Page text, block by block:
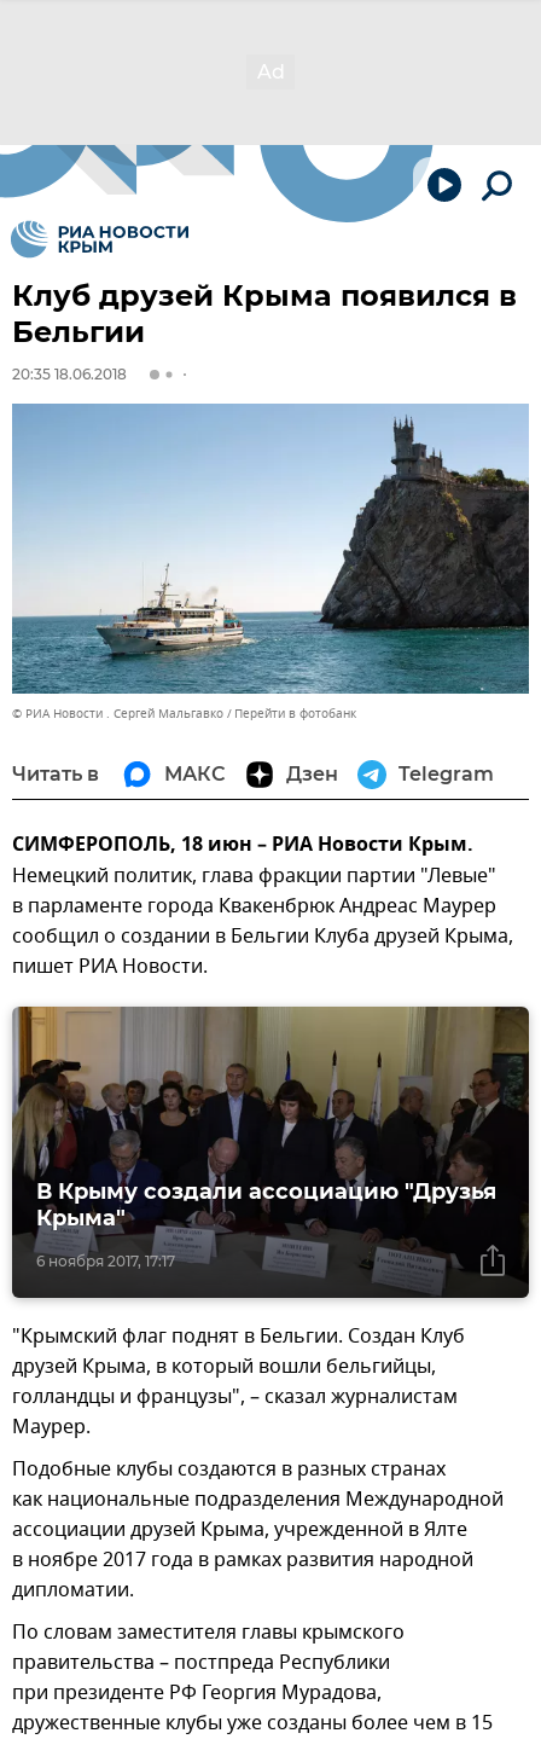
Клуб друзей Крыма появился в
Бельгии
20:35 18.06.2018
© РИА Новости . Сергей Мальгавко Перейти в фотобанк
Читать в МАКС Дзен Telegram
СИМФЕРОПОЛЬ, 18 июн – РИА Новости Крым.
Немецкий политик, глава фракции партии "Левые"
в парламенте города Квакенбрюк Андреас Маурер
сообщил о создании в Бельгии Клуба друзей Крыма,
пишет РИА Новости.
6 ноября 2017, 17:17
В Крыму создали ассоциацию "Друзья
Крыма"
"Крымский флаг поднят в Бельгии. Создан Клуб
друзей Крыма, в который вошли бельгийцы,
голландцы и французы", – сказал журналистам
Маурер.
Подобные клубы создаются в разных странах
как национальные подразделения Международной
ассоциации друзей Крыма, учрежденной в Ялте
в ноябре 2017 года в рамках развития народной
дипломатии.
По словам заместителя главы крымского
правительства – постпреда Республики
при президенте РФ Георгия Мурадова,
дружественные клубы уже созданы более чем в 15